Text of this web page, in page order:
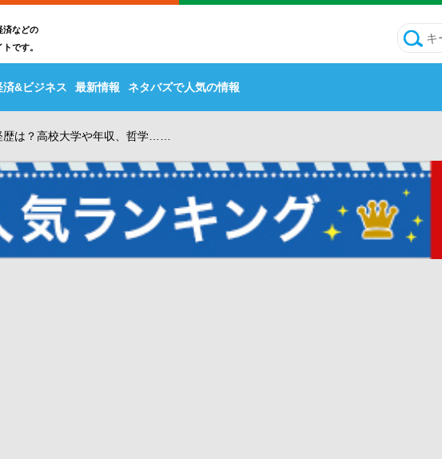
済などの
です。
済&ビジネス 最新情報 ネタバズで人気の情報
歴は？高校大学や年収、哲学……